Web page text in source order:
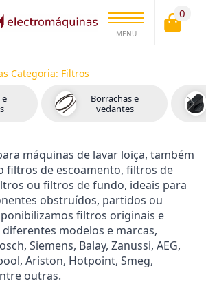
MENU
0
Categoria: Filtros
e
Borrachas e
vedantes
máquinas de lavar loiça, também
filtros de escoamento, filtros de
ou filtros de fundo, ideais para
obstruídos, partidos ou
filtros originais e
modelos e marcas,
Siemens, Balay, Zanussi, AEG,
Ariston, Hotpoint, Smeg,
outras.